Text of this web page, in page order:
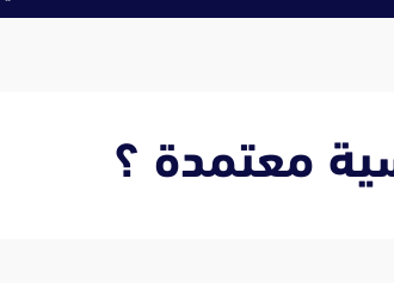
معتمدة ؟